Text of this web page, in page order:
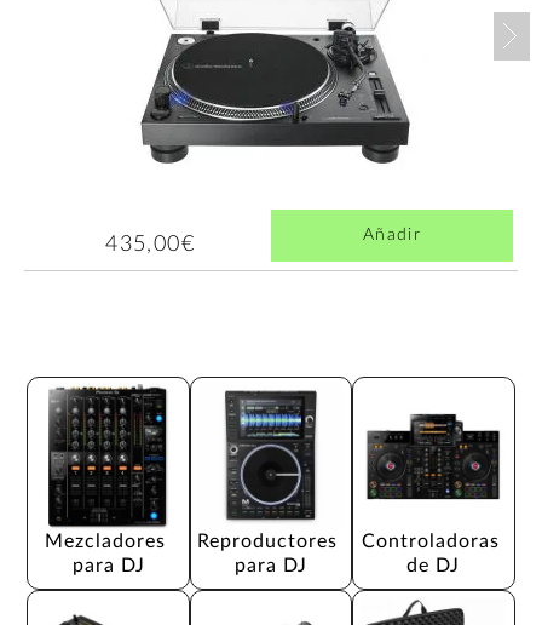
435,00€ Añadir
Mezcladores
para DJ
Reproductores
para DJ
Controladoras
de DJ